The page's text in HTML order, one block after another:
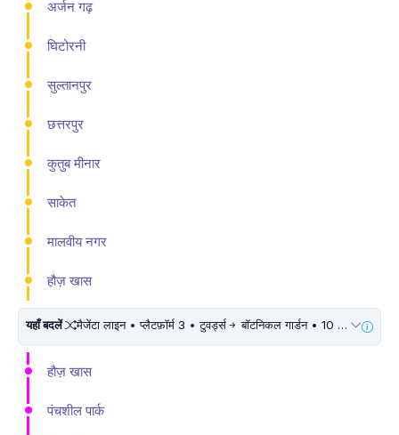
अर्जन गढ़
घिटोरनी
सुल्तानपुर
छत्तरपुर
कुतुब मीनार
साकेत
मालवीय नगर
हौज़ खास
यहाँ बदलें मैजेंटा लाइन • प्लैटफ़ॉर्म 3 • टुवर्ड्स बॉटनिकल गार्डन • 10 मिनट चलें
हौज़ खास
पंचशील पार्क